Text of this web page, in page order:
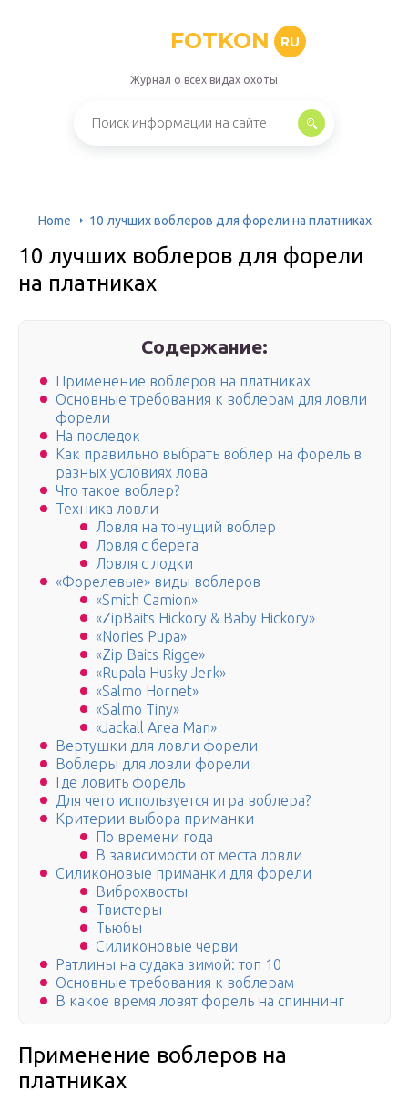
FOTKON RU
Журнал о всех видах охоты
Home 10 лучших воблеров для форели на платниках
10 лучших воблеров для форели
на платниках
Содержание:
Применение воблеров на платниках
Основные требования к воблерам для ловли
форели
На последок
Как правильно выбрать воблер на форель в
разных условиях лова
Что такое воблер?
Техника ловли
Ловля на тонущий воблер
Ловля с берега
Ловля с лодки
«Форелевые» виды воблеров
«Smith Camion»
«ZipBaits Hickory & Baby Hickory»
«Nories Pupa»
«Zip Baits Rigge»
«Rupala Husky Jerk»
«Salmo Hornet»
«Salmo Tiny»
«Jackall Area Man»
Вертушки для ловли форели
Воблеры для ловли форели
Где ловить форель
Для чего используется игра воблера?
Критерии выбора приманки
По времени года
В зависимости от места ловли
Силиконовые приманки для форели
Виброхвосты
Твистеры
Тьюбы
Силиконовые черви
Ратлины на судака зимой: топ 10
Основные требования к воблерам
В какое время ловят форель на спиннинг
Применение воблеров на
платниках